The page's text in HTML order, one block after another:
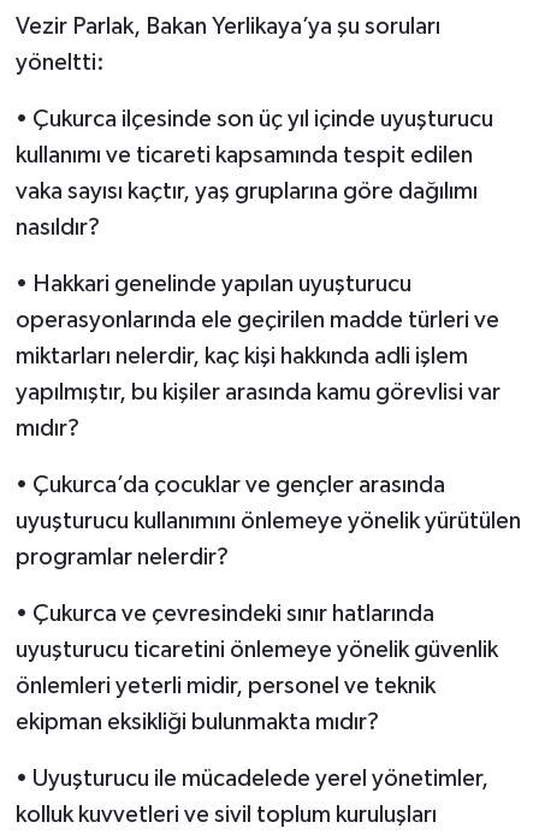
Vezir Parlak, Bakan Yerlikaya’ya şu soruları
yöneltti:
• Çukurca ilçesinde son üç yıl içinde uyuşturucu
kullanımı ve ticareti kapsamında tespit edilen
vaka sayısı kaçtır, yaş gruplarına göre dağılımı
nasıldır?
• Hakkari genelinde yapılan uyuşturucu
operasyonlarında ele geçirilen madde türleri ve
miktarları nelerdir, kaç kişi hakkında adli işlem
yapılmıştır, bu kişiler arasında kamu görevlisi var
mıdır?
• Çukurca’da çocuklar ve gençler arasında
uyuşturucu kullanımını önlemeye yönelik yürütülen
programlar nelerdir?
• Çukurca ve çevresindeki sınır hatlarında
uyuşturucu ticaretini önlemeye yönelik güvenlik
önlemleri yeterli midir, personel ve teknik
ekipman eksikliği bulunmakta mıdır?
• Uyuşturucu ile mücadelede yerel yönetimler,
kolluk kuvvetleri ve sivil toplum kuruluşları